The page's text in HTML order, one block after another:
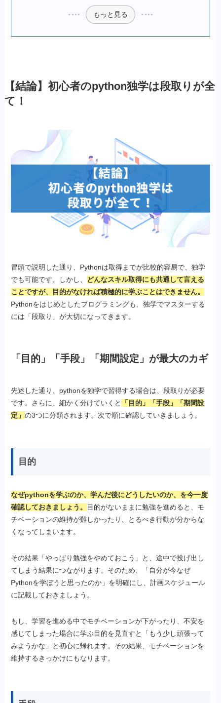
もっと見る
【結論】初心者のpython独学は段取りが全
て！
冒頭で説明した通り、Pythonは取得までが比較的容易で、独学
でも可能です。しかし、
どんなスキル取得にも共通して言える
ことですが、目的がなければ積極的に学ぶことはできません。
Pythonをはじめとしたプログラミングも、独学でマスターする
には「段取り」が大切になってきます。
「目的」「手段」「期間設定」が最大のカギ
先述した通り、pythonを独学で習得する場合は、段取りが必要
です。さらに、細かく分けていくと
「目的」「手段」「期間設
定」の3つに分類されます。次で順に確認していきましょう。
目的
なぜpythonを学ぶのか、学んだ後にどうしたいのか、を今一度
確認しておきましょう。
目的がないままに勉強を進めると、モ
チベーションの維持が難しかったり、とるべき行動が分からな
くなってしまいます。
その結果「やっぱり勉強をやめておこう」と、途中で投げ出し
てしまう結果につながります。そのため、「自分が今なぜ
Pythonを学ぼうと思ったのか」を明確にし、計画スケジュール
に記載しておきましょう。
もし、学習を進める中でモチベーションが下がったり、不安を
感じてしまった場合に学ぶ目的を見直すと「もう少し頑張って
みようかな」と初心に帰れます。その結果、モチベーションを
維持するきっかけにもなります。